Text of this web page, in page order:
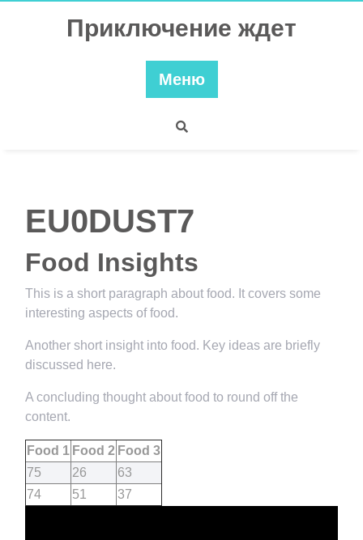
Приключение ждет
Меню
EU0DUST7
Food Insights
This is a short paragraph about food. It covers some
interesting aspects of food.
Another short insight into food. Key ideas are briefly
discussed here.
A concluding thought about food to round off the
content.
Food 1 Food 2 Food 3
75
26
63
74
51 37